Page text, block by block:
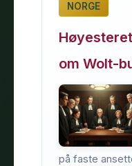
NORGE
om Wolt-
på faste